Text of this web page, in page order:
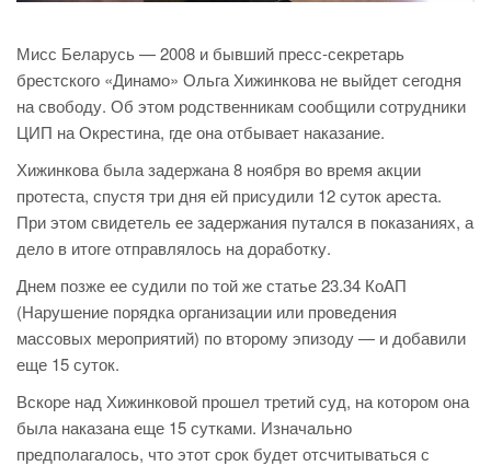
Мисс Беларусь — 2008 и бывший пресс-секретарь
брестского «Динамо» Ольга Хижинкова не выйдет сегодня
на свободу. Об этом родственникам сообщили сотрудники
ЦИП на Окрестина, где она отбывает наказание.
Хижинкова была задержана 8 ноября во время акции
протеста, спустя три дня ей присудили 12 суток ареста.
При этом свидетель ее задержания путался в показаниях, а
дело в итоге отправлялось на доработку.
Днем позже ее судили по той же статье 23.34 КоАП
(Нарушение порядка организации или проведения
массовых мероприятий) по второму эпизоду — и добавили
еще 15 суток.
Вскоре над Хижинковой прошел третий суд, на котором она
была наказана еще 15 сутками. Изначально
предполагалось, что этот срок будет отсчитываться с